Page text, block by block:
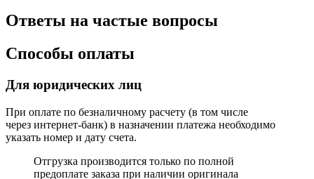
Ответы на частые вопросы
Способы оплаты
Для юридических лиц
При оплате по безналичному расчету (в том числе
через интернет-банк) в назначении платежа необходимо
указать номер и дату счета.
Отгрузка производится только по полной
предоплате заказа при наличии оригинала